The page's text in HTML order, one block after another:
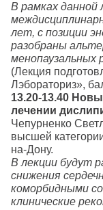
В рамках данной
лет, с позиции
разобраны
менопаузальных
(Лекция
Лэбораториз»,
13.20-13.40
лечении
Чепурненко
высшей
на-Дону.
В лекции будут
снижения
коморбидными
клинические